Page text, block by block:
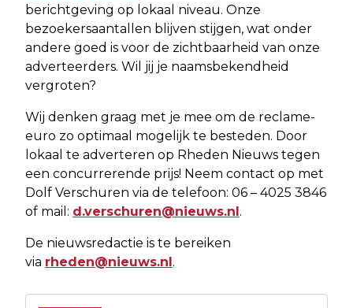
berichtgeving op lokaal niveau. Onze
bezoekersaantallen blijven stijgen, wat onder
andere goed is voor de zichtbaarheid van onze
adverteerders. Wil jij je naamsbekendheid
vergroten?
Wij denken graag met je mee om de reclame-
euro zo optimaal mogelijk te besteden. Door
lokaal te adverteren op Rheden Nieuws tegen
een concurrerende prijs! Neem contact op met
Dolf Verschuren via de telefoon: 06 – 4025 3846
of mail: d.verschuren@nieuws.nl.
De nieuwsredactie is te bereiken
via rheden@nieuws.nl.